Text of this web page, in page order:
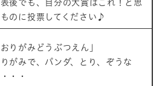
後でも、自分の大賞はこれ！と思
ものに投票してください♪
おりがみどうぶつえん」
がみで、パンダ、とり、ぞうな
・・